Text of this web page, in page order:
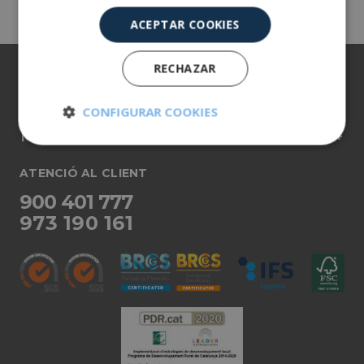
Sobre nosaltres
Els nostres productes
Més informació
ATENCIÓ AL CLIENT
900 401 777
973 190 161
ACEPTAR COOKIES
RECHAZAR
CONFIGURAR COOKIES
Cookies
necesarias
Cookies de
preferencias
funcionalidad
Cookies no clasificadas